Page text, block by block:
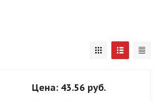
Цена: 43.56 руб.